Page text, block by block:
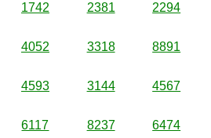
1742 2381 2294
4052 3318 8891
4593 3144 4567
6117 8237 6474